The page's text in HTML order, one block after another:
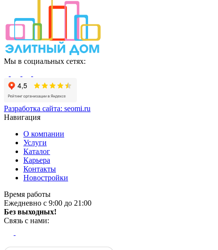
Мы в социальных сетях:
Разработка сайта: seomi.ru
Навигация
О компании
Услуги
Каталог
Карьера
Контакты
Новостройки
Время работы
Ежедневно с 9:00 до 21:00
Без выходных!
Связь с нами: